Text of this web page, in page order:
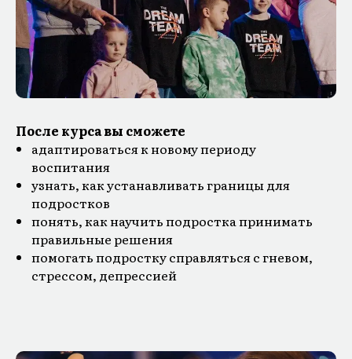
После курса вы сможете
адаптироваться к новому периоду
воспитания
узнать, как устанавливать границы для
подростков
понять, как научить подростка принимать
правильные решения
помогать подростку справляться с гневом,
стрессом, депрессией